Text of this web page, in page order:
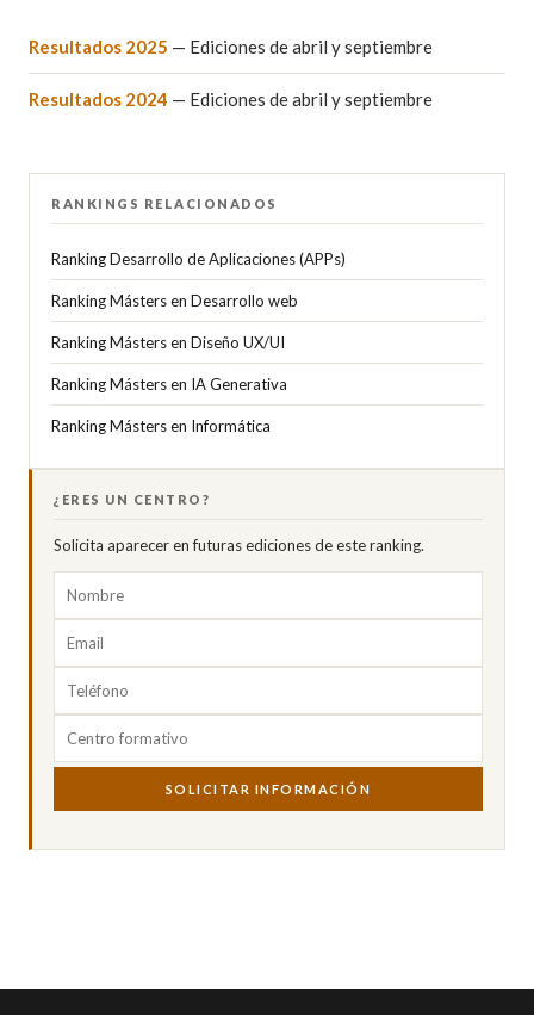
Resultados 2025 — Ediciones de abril y septiembre
Resultados 2024 — Ediciones de abril y septiembre
RANKINGS RELACIONADOS
Ranking Desarrollo de Aplicaciones (APPs)
Ranking Másters en Desarrollo web
Ranking Másters en Diseño UX/UI
Ranking Másters en IA Generativa
Ranking Másters en Informática
¿ERES UN CENTRO?
Solicita aparecer en futuras ediciones de este ranking.
SOLICITAR INFORMACIÓN